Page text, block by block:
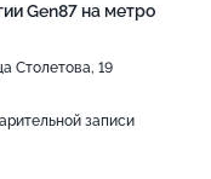
Gen87 на метро
Столетова, 19
записи